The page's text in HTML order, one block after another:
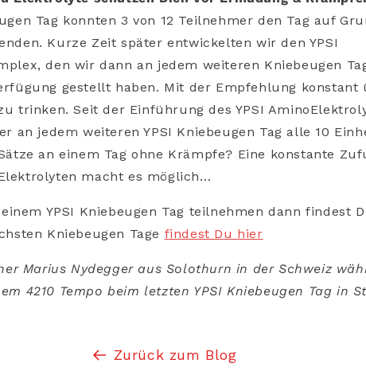
Tag konnten 3 von 12 Teilnehmer den Tag auf
Kurze Zeit später entwickelten wir den YPSI
den wir dann an jedem weiteren Kniebeugen
gestellt haben. Mit der Empfehlung konstant
trinken. Seit der Einführung des YPSI
an jedem weiteren YPSI Kniebeugen Tag alle 10
an einem Tag ohne Krämpfe? Eine konstante
macht es möglich…
YPSI Kniebeugen Tag teilnehmen dann findest
Kniebeugen Tage findest Du hier
Marius Nydegger aus Solothurn in der Schweiz
4210 Tempo beim letzten YPSI Kniebeugen Tag in
Zurück zum Blog